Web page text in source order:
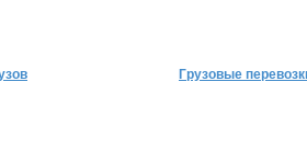
Грузовые